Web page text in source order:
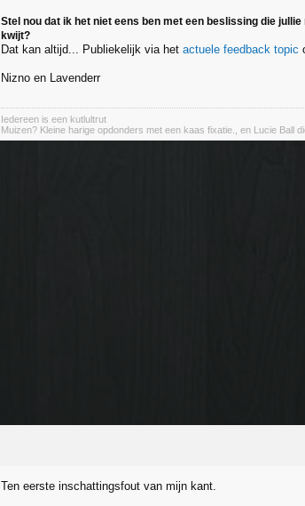
Stel nou dat ik het niet eens ben met een beslissing die
kwijt?
Dat kan altijd... Publiekelijk via het actuele feedback topic
Nizno en Lavenderr
Iedereen is een kutlultrut
Muizen? Kleine harige opdonders met een kaas fixatie., en Lucie Ball
Ten eerste inschattingsfout van mijn kant.